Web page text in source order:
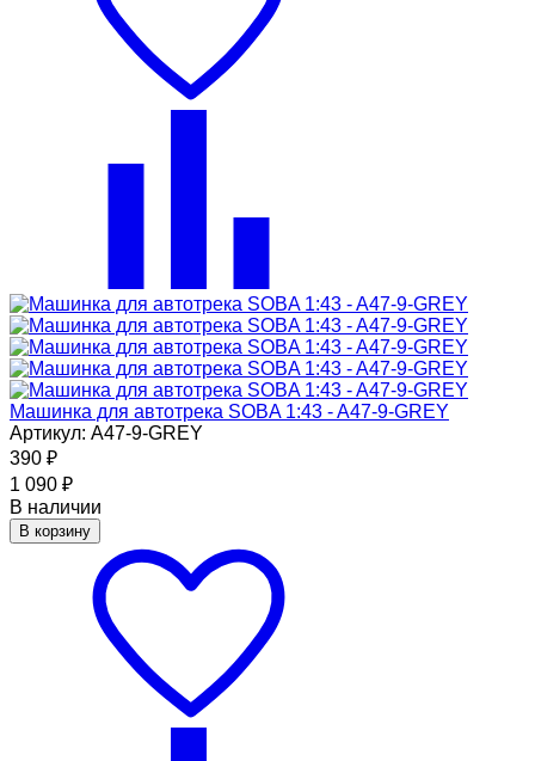
Машинка для автотрека SOBA 1:43 - A47-9-GREY
Артикул: A47-9-GREY
390 ₽
1 090 ₽
В наличии
В корзину